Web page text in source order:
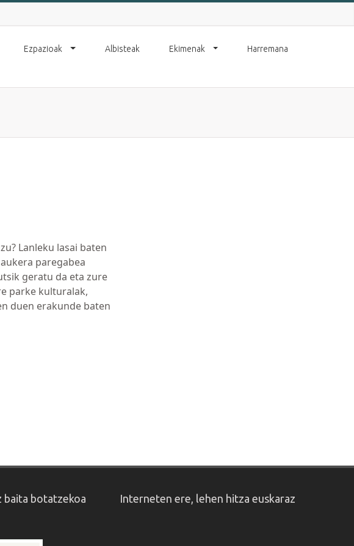
Ezpazioak Albisteak Ekimenak Harremana
Lanleku lasai baten
paregabea
geratu da eta zure
parke kulturalak,
duen erakunde baten
baita botatzekoa Interneten ere, lehen hitza euskaraz